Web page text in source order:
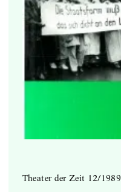
Theater der Zeit 12/1989